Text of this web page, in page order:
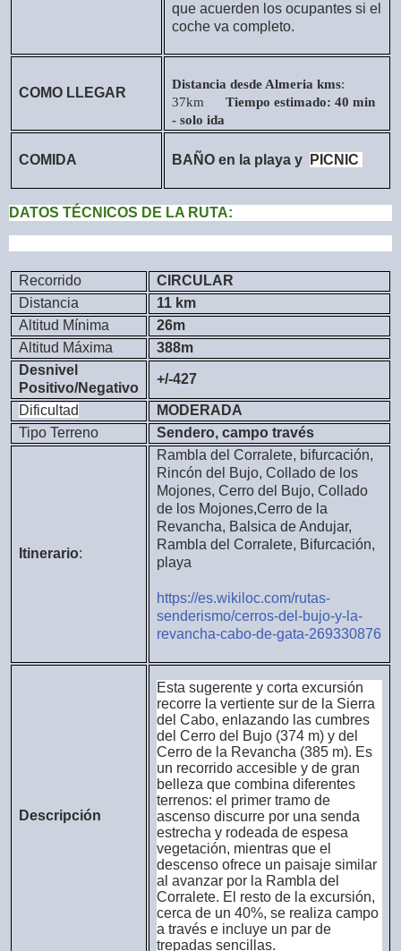
que acuerden los ocupantes si el
coche va completo.
COMO LLEGAR
Distancia desde Almeria kms:
37km Tiempo estimado: 40 min
- solo ida
COMIDA BAÑO en la playa y PICNIC
DATOS TÉCNICOS DE LA RUTA:
Recorrido
CIRCULAR
Distancia
11 km
Altitud Mínima
26m
Altitud Máxima
388m
Desnivel
Positivo/Negativo
+/-427
Dificultad
MODERADA
Tipo Terreno
Sendero, campo través
Itinerario:
Rambla del Corralete, bifurcación,
Rincón del Bujo, Collado de los
Mojones, Cerro del Bujo, Collado
de los Mojones,Cerro de la
Revancha, Balsica de Andujar,
Rambla del Corralete, Bifurcación,
playa
https://es.wikiloc.com/rutas-
senderismo/cerros-del-bujo-y-la-
revancha-cabo-de-gata-269330876
Descripción
Esta sugerente y corta excursión
recorre la vertiente sur de la Sierra
del Cabo, enlazando las cumbres
del Cerro del Bujo (374 m) y del
Cerro de la Revancha (385 m). Es
un recorrido accesible y de gran
belleza que combina diferentes
terrenos: el primer tramo de
ascenso discurre por una senda
estrecha y rodeada de espesa
vegetación, mientras que el
descenso ofrece un paisaje similar
al avanzar por la Rambla del
Corralete. El resto de la excursión,
cerca de un 40%, se realiza campo
a través e incluye un par de
trepadas sencillas.